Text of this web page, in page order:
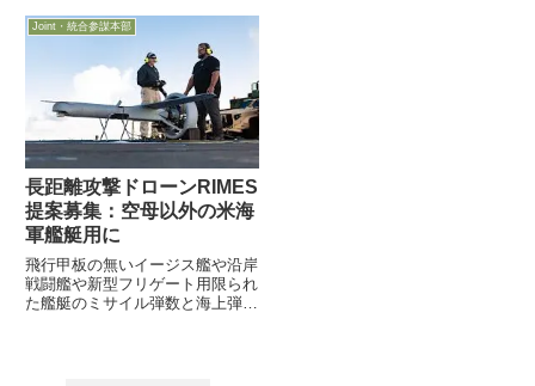
日から開催された米陸軍協会総会
の場で地上部隊担当Jen Judson
記者が取材した、米陸軍が整理検
討中の様...
Joint・統合参謀本部
長距離攻撃ドローンRIMES
提案募集：空母以外の米海
軍艦艇用に
飛行甲板の無いイージス艦や沿岸
戦闘艦や新型フリゲート用限られ
た艦艇のミサイル弾数と海上弾薬